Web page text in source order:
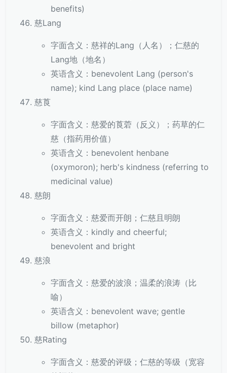
benefits)
慈Lang
字面含义：慈祥的Lang（人名）；仁慈的
Lang地（地名）
英语含义：benevolent Lang (person's
name); kind Lang place (place name)
慈莨
字面含义：慈爱的莨菪（反义）；药草的仁
慈（指药用价值）
英语含义：benevolent henbane
(oxymoron); herb's kindness (referring to
medicinal value)
慈朗
字面含义：慈爱而开朗；仁慈且明朗
英语含义：kindly and cheerful;
benevolent and bright
慈浪
字面含义：慈爱的波浪；温柔的浪涛（比
喻）
英语含义：benevolent wave; gentle
billow (metaphor)
慈Rating
字面含义：慈爱的评级；仁慈的等级（宽容